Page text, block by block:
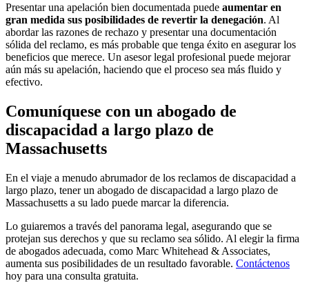
Presentar una apelación bien documentada puede aumentar en
gran medida sus posibilidades de revertir la denegación. Al
abordar las razones de rechazo y presentar una documentación
sólida del reclamo, es más probable que tenga éxito en asegurar los
beneficios que merece. Un asesor legal profesional puede mejorar
aún más su apelación, haciendo que el proceso sea más fluido y
efectivo.
Comuníquese con un abogado de
discapacidad a largo plazo de
Massachusetts
En el viaje a menudo abrumador de los reclamos de discapacidad a
largo plazo, tener un abogado de discapacidad a largo plazo de
Massachusetts a su lado puede marcar la diferencia.
Lo guiaremos a través del panorama legal, asegurando que se
protejan sus derechos y que su reclamo sea sólido. Al elegir la firma
de abogados adecuada, como Marc Whitehead & Associates,
aumenta sus posibilidades de un resultado favorable. Contáctenos
hoy para una consulta gratuita.